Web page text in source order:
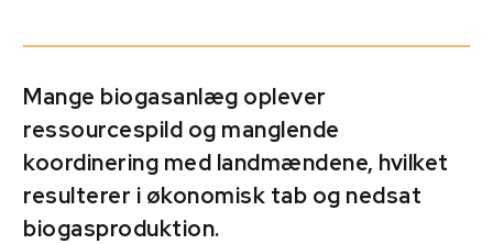
Mange biogasanlæg oplever
ressourcespild og manglende
koordinering med landmændene, hvilket
resulterer i økonomisk tab og nedsat
biogasproduktion.